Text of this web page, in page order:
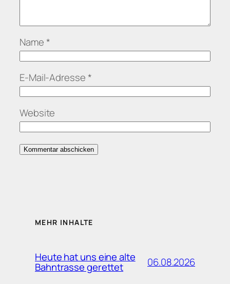
Name *
E-Mail-Adresse *
Website
MEHR INHALTE
Heute hat uns eine alte
Bahntrasse gerettet 06.08.2026